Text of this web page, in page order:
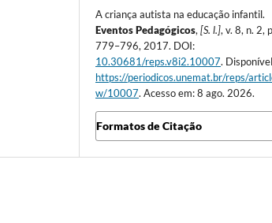
A criança autista na educação infantil.
Eventos Pedagógicos,[S. l.], v. 8, n. 2,
779–796, 2017. DOI:
10.30681/reps.v8i2.10007.
https://periodicos.unemat.br/reps/
w/10007. Acesso em: 8 ago. 2026.
Formatos de Citação